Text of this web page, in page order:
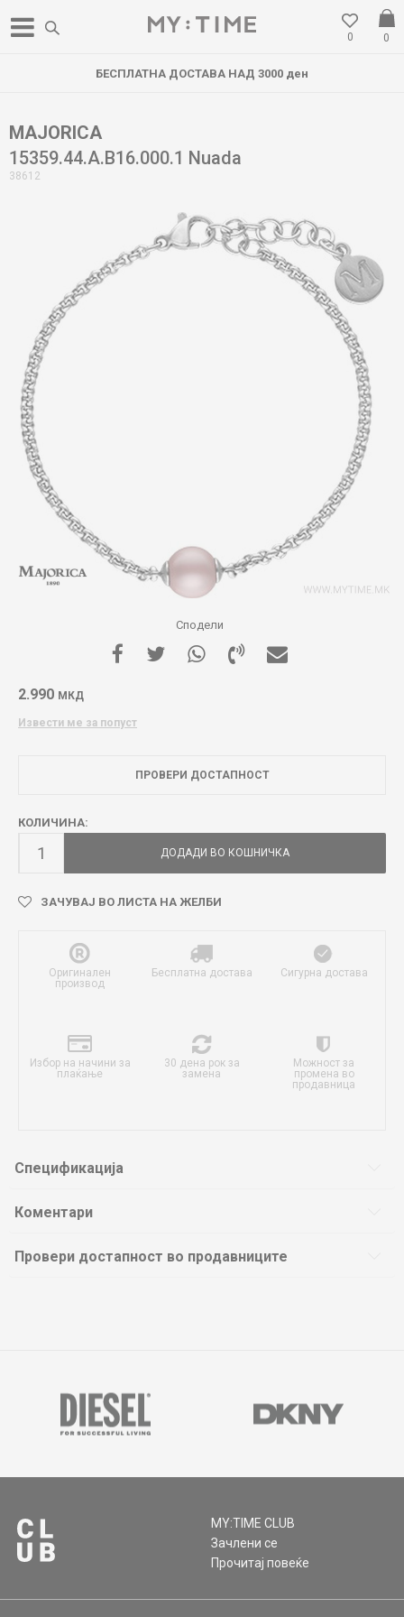
0
0
БЕСПЛАТНА ДОСТАВА НАД 3000 ден
MAJORICA
15359.44.A.B16.000.1 Nuada
38612
Сподели
2.990 МКД
Извести ме за попуст
ПРОВЕРИ ДОСТАПНОСТ
КОЛИЧИНА:
ДОДАДИ ВО КОШНИЧКА
ЗАЧУВАЈ ВО ЛИСТА НА ЖЕЛБИ
Оригинален
производ
Бесплатна достава Сигурна достава
Избор на начини за
плаќање
30 дена рок за
замена
Можност за
промена во
продавница
Спецификација
Коментари
Провери достапност во продавниците
MY:TIME CLUB
Зачлени се
Прочитај повеќе